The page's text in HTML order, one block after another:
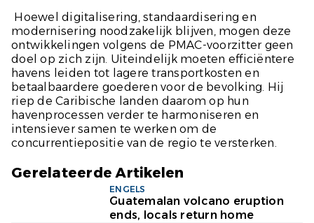
Hoewel digitalisering, standaardisering en
modernisering noodzakelijk blijven, mogen deze
ontwikkelingen volgens de PMAC-voorzitter geen
doel op zich zijn. Uiteindelijk moeten efficiëntere
havens leiden tot lagere transportkosten en
betaalbaardere goederen voor de bevolking. Hij
riep de Caribische landen daarom op hun
havenprocessen verder te harmoniseren en
intensiever samen te werken om de
concurrentiepositie van de regio te versterken.
Gerelateerde Artikelen
ENGELS
Guatemalan volcano eruption
ends, locals return home